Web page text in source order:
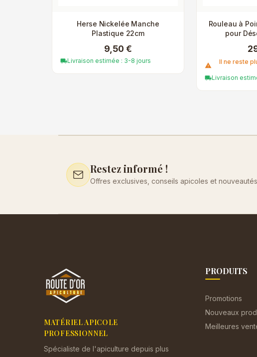
Herse Nickelée Manche
Plastique 22cm
9,50 €
local_shippingLivraison estimée : 3-8 jours
Rouleau à
pour
warning
Il ne reste
local_shippingLivraison
Restez informé !
Offres exclusives, conseils apicoles et
MATÉRIEL APICOLE
PROFESSIONNEL
Spécialiste de l'apiculture depuis plus
PRODUITS
Promotions
Nouveaux
Meilleures